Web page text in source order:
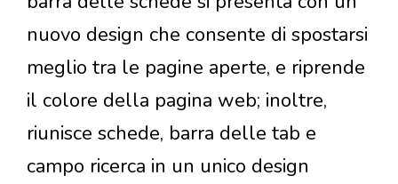
nuovo design che consente di spostarsi
meglio tra le pagine aperte, e riprende
il colore della pagina web; inoltre,
riunisce schede, barra delle tab e
campo ricerca in un unico design